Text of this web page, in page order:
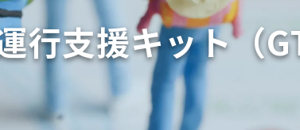
行支援キット（